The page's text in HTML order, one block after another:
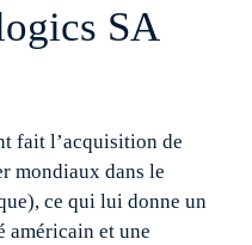
SA
fait l’acquisition de
mondiaux dans le
ce qui lui donne un
américain et une